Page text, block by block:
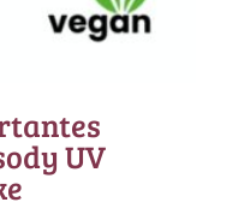
UV